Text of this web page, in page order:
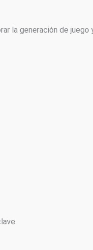
la generación de juego